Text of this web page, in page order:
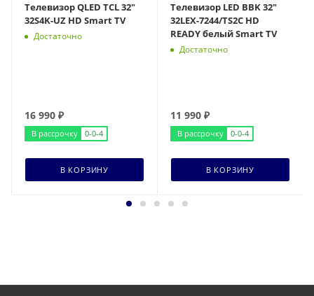
Телевизор QLED TCL 32"
32S4K-UZ HD Smart TV
Достаточно
16 990 ₽
В рассрочку 0-0-4
В КОРЗИНУ
Телевизор LED BBK 32"
32LEX-7244/TS2C HD
READY белый Smart TV
Достаточно
11 990 ₽
В рассрочку 0-0-4
В КОРЗИНУ